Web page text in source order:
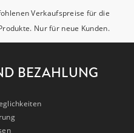
Verkaufspreise für die
Nur für neue Kunden.
BEZAHLUNG